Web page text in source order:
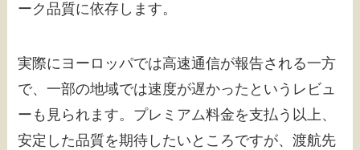
ーク品質に依存します。
実際にヨーロッパでは高速通信が報告される一方
で、一部の地域では速度が遅かったというレビュ
ーも見られます。プレミアム料金を支払う以上、
安定した品質を期待したいところですが、渡航先